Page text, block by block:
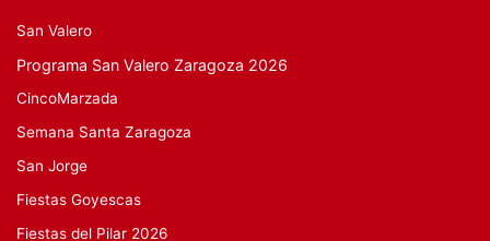
San Valero
Programa San Valero Zaragoza 2026
CincoMarzada
Semana Santa Zaragoza
San Jorge
Fiestas Goyescas
Fiestas del Pilar 2026